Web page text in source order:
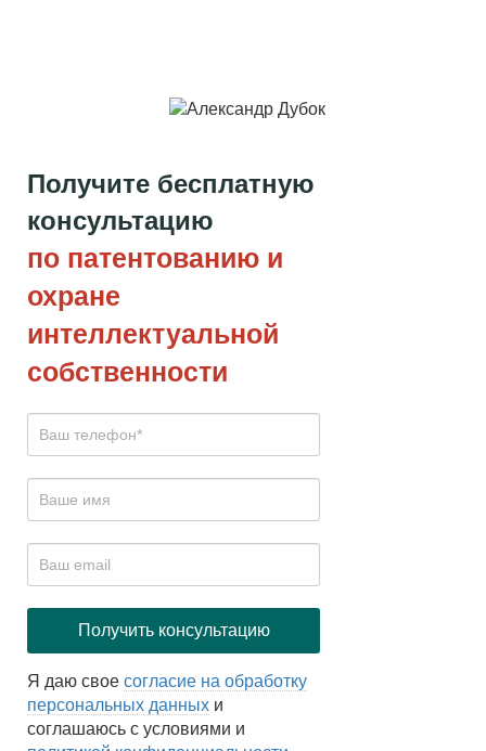
Получите бесплатную
консультацию
по патентованию и
охране
интеллектуальной
собственности
Я даю свое согласие на обработку
персональных данных и
соглашаюсь с условиями и